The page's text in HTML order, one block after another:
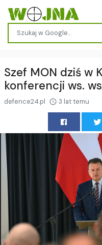
Szef MON dziś w
konferencji ws.
defence24.pl 3 lat temu